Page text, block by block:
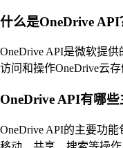
什么是OneDrive API
OneDrive API是微软提
访问和操作OneDrive云
OneDrive API有哪些
OneDrive API的主要功